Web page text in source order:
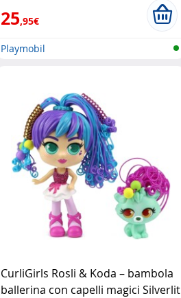
25,95€
Playmobil
CurliGirls Rosli & Koda – bambola
ballerina con capelli magici Silverlit